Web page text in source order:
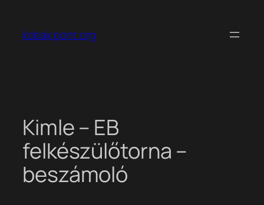
tartalomhoz
kobak pont org
Kimle – EB
felkészülőtorna –
beszámoló